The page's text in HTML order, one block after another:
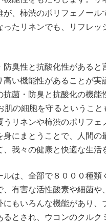
が、柿渋のポリフェノー
たリネンでも、リフレ
防臭性と抗酸化性がある
い機能性があることが
抗菌・防臭と抗酸化の機
肌の細胞を守るというこ
リネンや柿渋のポリフ
身にまとうことで、人間
我々の健康と快適な生活
は、全部で８０００種
、有害な活性酸素や細菌
もいろんな機能があり
るとされ、ウコンのクル